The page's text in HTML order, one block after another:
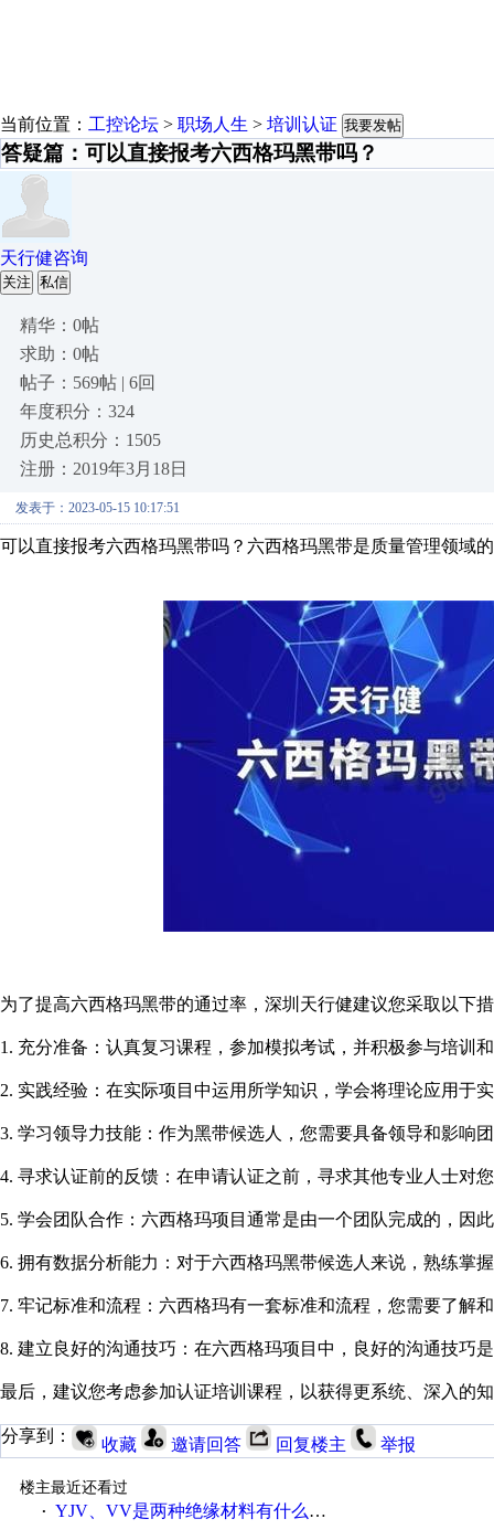
当前位置： 工控论坛 > 职场人生 > 培训认证 我要发帖
答疑篇：可以直接报考六西格玛黑带吗？
天行健咨询
关注 私信
精华：0帖
求助：0帖
帖子：569帖 | 6回
年度积分：324
历史总积分：1505
注册：2019年3月18日
发表于：2023-05-15 10:17:51
可以直接报考六西格玛黑带吗？六西格玛黑带是质量管理领域
为了提高六西格玛黑带的通过率，深圳天行健建议您采取以下
1. 充分准备：认真复习课程，参加模拟考试，并积极参与培训
2. 实践经验：在实际项目中运用所学知识，学会将理论应用于
3. 学习领导力技能：作为黑带候选人，您需要具备领导和影响
4. 寻求认证前的反馈：在申请认证之前，寻求其他专业人士对
5. 学会团队合作：六西格玛项目通常是由一个团队完成的，因
6. 拥有数据分析能力：对于六西格玛黑带候选人来说，熟练掌
7. 牢记标准和流程：六西格玛有一套标准和流程，您需要了解
8. 建立良好的沟通技巧：在六西格玛项目中，良好的沟通技巧
最后，建议您考虑参加认证培训课程，以获得更系统、深入的
分享到： 收藏 邀请回答 回复楼主 举报
楼主最近还看过
· YJV、VV是两种绝缘材料有什么不同